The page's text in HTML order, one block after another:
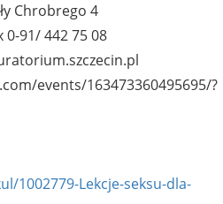
Chrobrego 4
0-91/ 442 75 08
events/163473360495695/?
1002779-Lekcje-seksu-dla-